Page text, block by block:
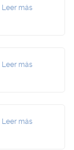
Leer más
Leer más
Leer más